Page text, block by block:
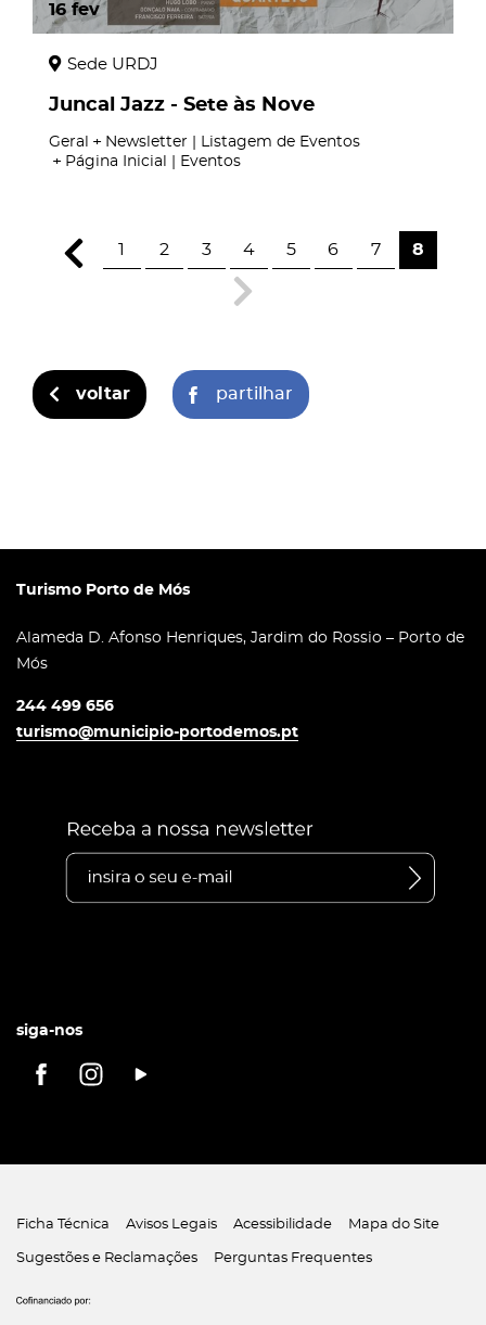
16 fev
Sede URDJ
Juncal Jazz - Sete às Nove
Geral
Newsletter | Listagem de Eventos
Página Inicial | Eventos
1 2 3 4 5 6 7 8
voltar partilhar
Turismo Porto de Mós
Alameda D. Afonso Henriques, Jardim do Rossio – Porto de
Mós
244 499 656
turismo@municipio-portodemos.pt
siga-nos
Ficha Técnica Avisos Legais Acessibilidade Mapa do Site
Sugestões e Reclamações Perguntas Frequentes